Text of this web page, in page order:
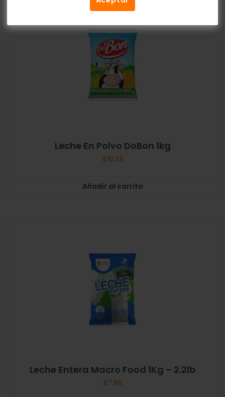
Leche En Polvo DoBon 1kg
$10.35
Añadir al carrito
Leche Entera Macro Food 1Kg – 2.2lb
$7.95